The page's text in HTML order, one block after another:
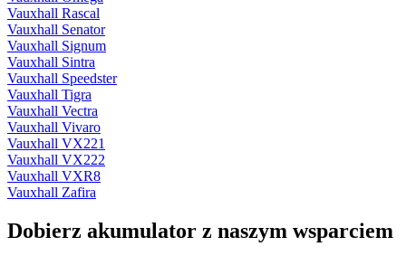
Vauxhall Rascal
Vauxhall Senator
Vauxhall Signum
Vauxhall Sintra
Vauxhall Speedster
Vauxhall Tigra
Vauxhall Vectra
Vauxhall Vivaro
Vauxhall VX221
Vauxhall VX222
Vauxhall VXR8
Vauxhall Zafira
Dobierz akumulator z naszym wsparciem